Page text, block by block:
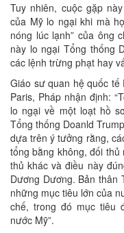
Tuy nhiên, cuộc gặp
của Mỹ lo ngại khi mà
nóng lúc lạnh” của ông
này lo ngại Tổng thống
các lệnh trừng phạt hay
Giáo sư quan hệ quốc tế
Paris, Pháp nhận định:
lo ngại về một loạt hồ
Tổng thống Doanld
dựa trên ý tưởng rằng,
tổng bằng không, đối
thủ khác và điều này
Dương Dương. Bản thân
những mục tiêu lớn của
chế, trong đó mục tiêu
nước Mỹ”.